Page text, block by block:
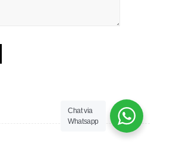
Chat via
Whatsapp